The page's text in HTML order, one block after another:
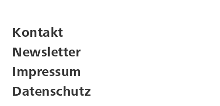
Kontakt
Newsletter
Impressum
Datenschutz